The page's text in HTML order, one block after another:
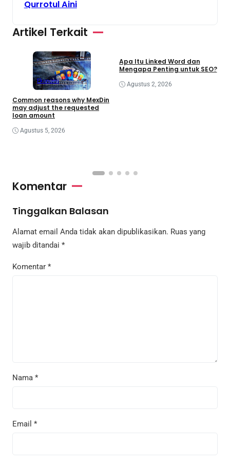
Qurrotul Aini
Artikel Terkait
Ekonomi
Common reasons why MexDin
may adjust the requested
loan amount
Agustus 5, 2026
Apa Itu Linked Word dan
Mengapa Penting untuk SEO?
Agustus 2, 2026
Komentar
Tinggalkan Balasan
Alamat email Anda tidak akan dipublikasikan. Ruas yang
wajib ditandai *
Komentar *
Nama *
Email *